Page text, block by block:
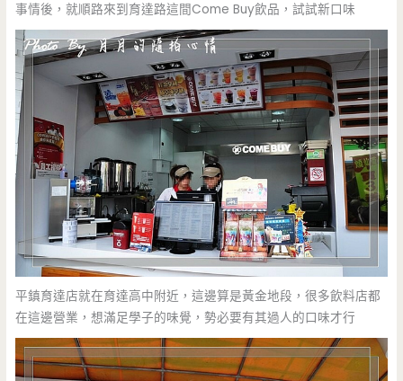
事情後，就順路來到育達路這間Come Buy飲品，試試新口味
平鎮育達店就在育達高中附近，這邊算是黃金地段，很多飲料店都
在這邊營業，想滿足學子的味覺，勢必要有其過人的口味才行